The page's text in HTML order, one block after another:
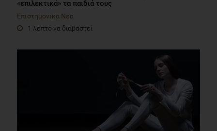
«επιλεκτικά» τα παιδιά τους
Επιστημονικά Νέα
1 λεπτό να διαβαστεί